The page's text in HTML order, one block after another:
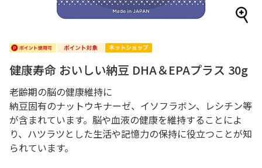
健康寿命 おいしい納豆 DHA＆EPAプラス 30g
老齢期の脳の健康維持に
納豆固有のナットウキナーゼ、イソフラボン、レシチン等
が含まれています。脳や血液の健康を維持することによ
り、ハツラツとした生活や記憶力の保持に役立つことが知
られています。